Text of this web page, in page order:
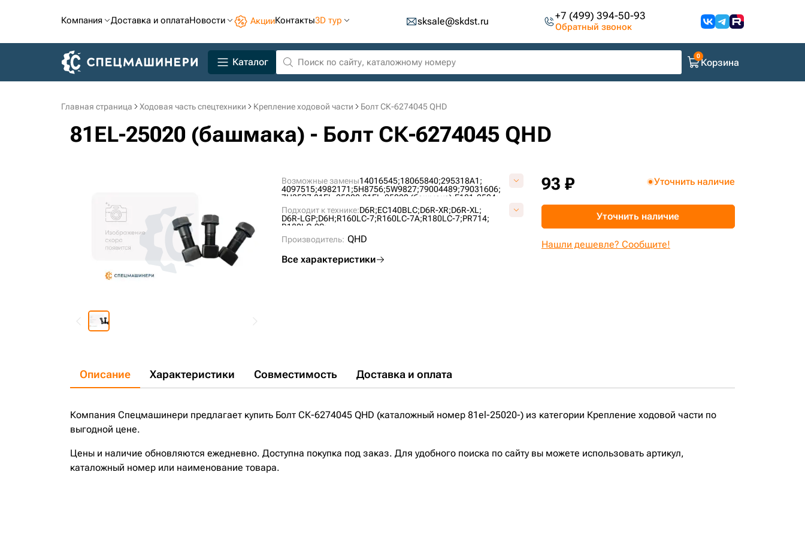
Компания Доставка и оплатаНовости АкцииКонтакты3D тур sksale@skdst.ru +7 (499) 394-50-93
Обратный звонок
Каталог Корзина
Главная страница Ходовая часть спецтехники Крепление ходовой части Болт СК-6274045 QHD
81EL-25020 (башмака) - Болт СК-6274045 QHD
Возможные замены14016545;18065840;295318A1;
4097515;4982171;5H8756;5W9827;79004489;79031606;
7H3597;81EL-25020;81EL-25020 (башмака);E181-2504;
E181-2504 (башмака);JNA0295;JNA0362;T121478;
T43323;T45096;
Подходит к технике:D6R;EC140BLC;D6R-XR;D6R-XL;
D6R-LGP;D6H;R160LC-7;R160LC-7A;R180LC-7;PR714;
R180LC-9S;
Производитель: QHD
Все характеристики
93 ₽ Уточнить наличие
Уточнить наличие
Нашли дешевле? Сообщите!
Описание Характеристики Совместимость Доставка и оплата
Компания Спецмашинери предлагает купить Болт СК-6274045 QHD (каталожный номер 81el-25020-) из категории Крепление ходовой части по
выгодной цене.
Цены и наличие обновляются ежедневно. Доступна покупка под заказ. Для удобного поиска по сайту вы можете использовать артикул,
каталожный номер или наименование товара.